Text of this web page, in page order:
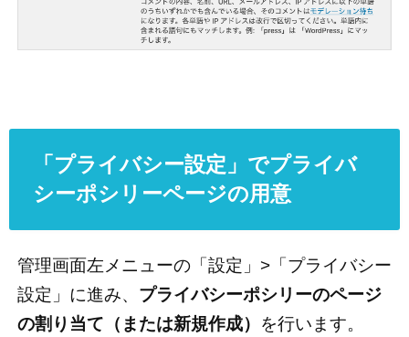
「プライバシー設定」でプライバ
シーポシリーページの用意
管理画面左メニューの「設定」>「プライバシー
設定」に進み、 プライバシーポシリーのページ
の割り当て（または新規作成）
を行います。